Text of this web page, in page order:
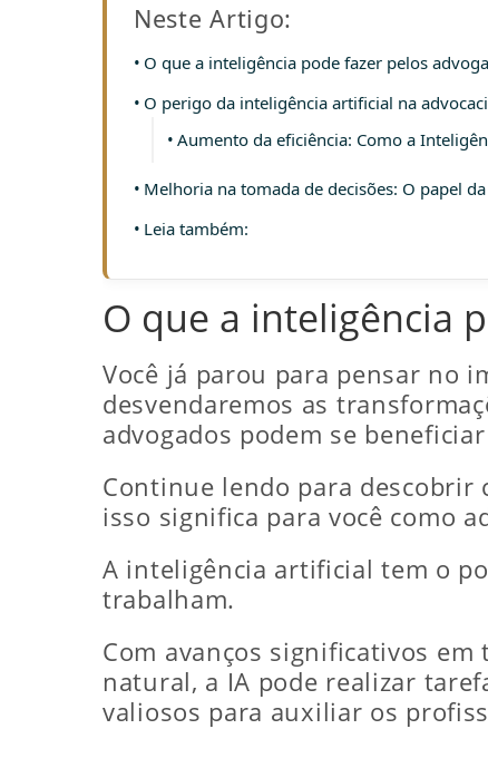
Neste Artigo:
O que a inteligência pode fazer pelos
O perigo da inteligência artificial na
Aumento da eficiência: Como a
Melhoria na tomada de decisões: O papel
Leia também:
O que a inteligência
Você já parou para pensar no
desvendaremos as
advogados podem se
Continue lendo para
isso significa para você como
A inteligência artificial tem o
trabalham.
Com avanços significativos
natural, a IA pode realizar
valiosos para auxiliar os